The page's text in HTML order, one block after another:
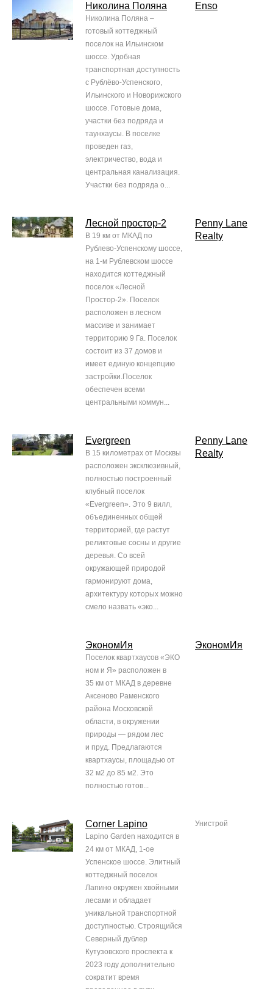
Николина Поляна
Николина Поляна –
готовый коттеджный
поселок на Ильинском
шоссе. Удобная
транспортная доступность
с Рублёво-Успенского,
Ильинского и Новорижского
шоссе. Готовые дома,
участки без подряда и
таунхаусы. В поселке
проведен газ,
электричество, вода и
центральная канализация.
Участки без подряда о...
Enso
Лесной простор-2
В 19 км от МКАД по
Рублево-Успенскому шоссе,
на 1-м Рублевском шоссе
находится коттеджный
поселок «Лесной
Простор-2». Поселок
расположен в лесном
массиве и занимает
территорию 9 Га. Поселок
состоит из 37 домов и
имеет единую концепцию
застройки.Поселок
обеспечен всеми
центральными коммун...
Penny Lane
Realty
Evergreen
В 15 километрах от Москвы
расположен эксклюзивный,
полностью построенный
клубный поселок
«Evergreen». Это 9 вилл,
объединенных общей
территорией, где растут
реликтовые сосны и другие
деревья. Со всей
окружающей природой
гармонируют дома,
архитектуру которых можно
смело назвать «эко...
Penny Lane
Realty
ЭкономИя
Поселок квартхаусов «ЭКО
ном и Я» расположен в
35 км от МКАД в деревне
Аксеново Раменского
района Московской
области, в окружении
природы — рядом лес
и пруд. Предлагаются
квартхаусы, площадью от
32 м2 до 85 м2. Это
полностью готов...
ЭкономИя
Corner Lapino
Lapino Garden находится в
24 км от МКАД, 1-ое
Успенское шоссе. Элитный
коттеджный поселок
Лапино окружен хвойными
лесами и обладает
уникальной транспортной
доступностью. Строящийся
Северный дублер
Кутузовского проспекта к
2023 году дополнительно
сократит время
Унистрой